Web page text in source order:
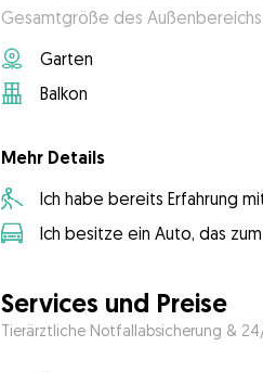
Gesamtgröße des
Garten
Balkon
Mehr Details
Ich habe bereits Erfahrung
Ich besitze ein Auto, das
Services und Preise
Tierärztliche Notfallabsicherung &